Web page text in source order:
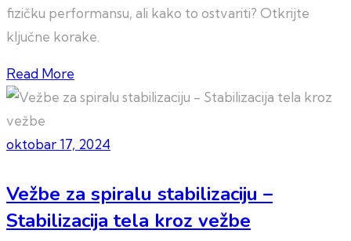
fizičku performansu, ali kako to ostvariti? Otkrijte
ključne korake.
Read More
oktobar 17, 2024
Vežbe za spiralu stabilizaciju –
Stabilizacija tela kroz vežbe